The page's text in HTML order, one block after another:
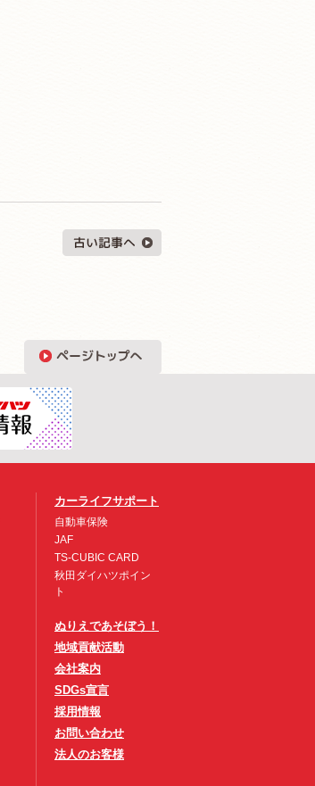
カーライフサポート
自動車保険
JAF
TS-CUBIC CARD
秋田ダイハツポイン
ト
ぬりえであそぼう！
地域貢献活動
会社案内
SDGs宣言
採用情報
お問い合わせ
法人のお客様